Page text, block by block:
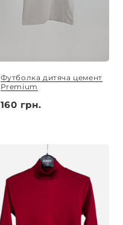
Футболка дитяча цемент
Premium
160 грн.